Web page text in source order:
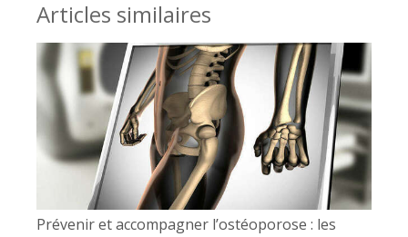
Articles similaires
Prévenir et accompagner l’ostéoporose : les